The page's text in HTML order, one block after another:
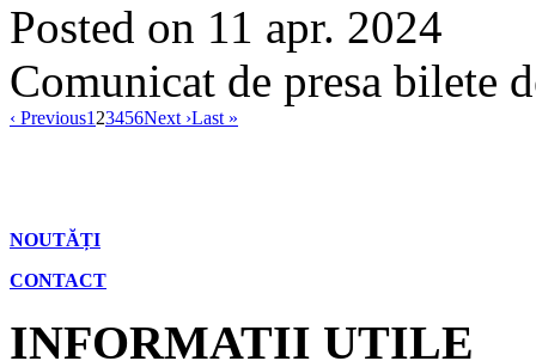
Posted on 11 apr. 2024
Comunicat de presa bilete
‹ Previous1 23456Next ›Last »
NOUTĂȚI
CONTACT
INFORMATII UTILE